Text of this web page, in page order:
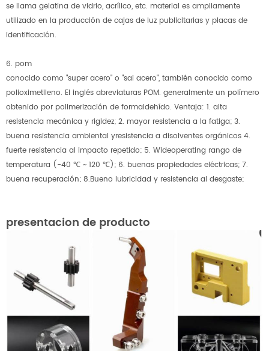
se llama gelatina de vidrio, acrílico, etc. material es ampliamente
utilizado en la producción de cajas de luz publicitarias y placas de
identificación.
6. pom
conocido como "super acero" o "sai acero", también conocido como
polioximetileno. El inglés abreviaturas POM. generalmente un polímero
obtenido por polimerización de formaldehído. Ventaja: 1. alta
resistencia mecánica y rigidez; 2. mayor resistencia a la fatiga; 3.
buena resistencia ambiental yresistencia a disolventes orgánicos 4.
fuerte resistencia al impacto repetido; 5. Wideoperating rango de
temperatura (-40 ℃ ~ 120 ℃); 6. buenas propiedades eléctricas; 7.
buena recuperación; 8.Bueno lubricidad y resistencia al desgaste;
presentacion de producto